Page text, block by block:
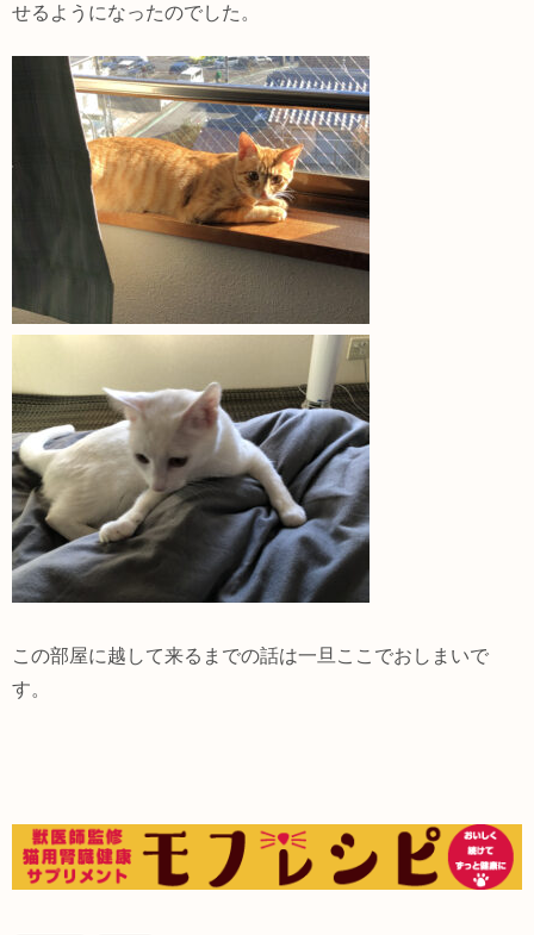
せるようになったのでした。
この部屋に越して来るまでの話は一旦ここでおしまいで
す。